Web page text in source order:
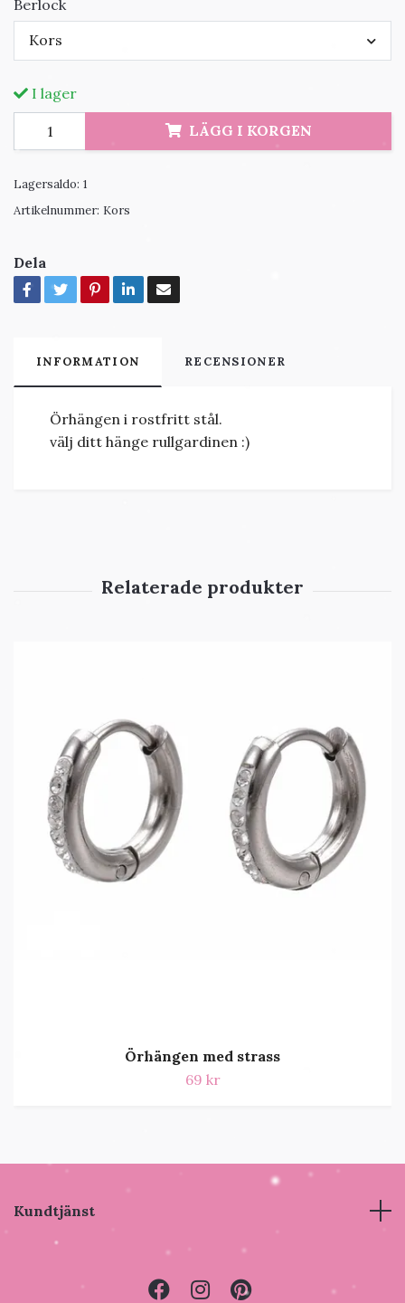
Berlock
Kors
I lager
LÄGG I KORGEN
Lagersaldo: 1
Artikelnummer: Kors
Dela
INFORMATION RECENSIONER
Örhängen i rostfritt stål.
välj ditt hänge rullgardinen :)
Örhängen med strass
69 kr
Kundtjänst